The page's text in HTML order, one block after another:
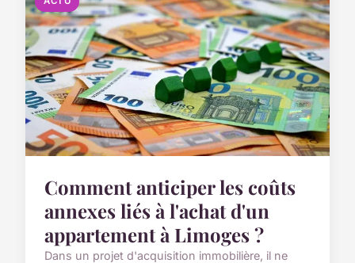
Comment anticiper les coûts
annexes liés à l'achat d'un
appartement à Limoges ?
Dans un projet d'acquisition immobilière, il ne